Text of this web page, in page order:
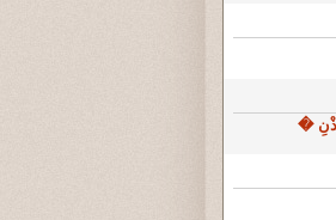
�